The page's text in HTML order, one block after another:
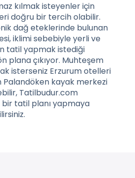
kılmak isteyenler için
doğru bir tercih olabilir.
dağ eteklerinde bulunan
iklimi sebebiyle yerli ve
tatil yapmak istediği
plana çıkıyor. Muhteşem
isterseniz Erzurum otelleri
Palandöken kayak merkezi
Tatilbudur.com
bir tatil planı yapmaya